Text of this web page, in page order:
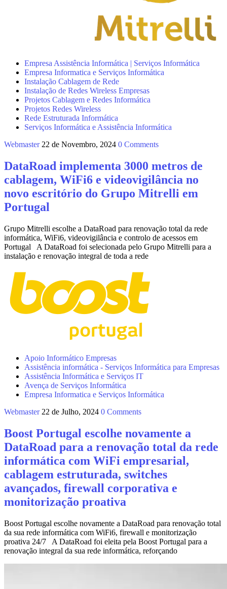
Empresa Assistência Informática | Serviços Informática
Empresa Informatica e Serviços Informática
Instalação Cablagem de Rede
Instalação de Redes Wireless Empresas
Projetos Cablagem e Redes Informática
Projetos Redes Wireless
Rede Estruturada Informática
Serviços Informática e Assistência Informática
Webmaster 22 de Novembro, 2024 0 Comments
DataRoad implementa 3000 metros de
cablagem, WiFi6 e videovigilância no
novo escritório do Grupo Mitrelli em
Portugal
Grupo Mitrelli escolhe a DataRoad para renovação total da rede
informática, WiFi6, videovigilância e controlo de acessos em
Portugal A DataRoad foi selecionada pelo Grupo Mitrelli para a
instalação e renovação integral de toda a rede
Apoio Informático Empresas
Assistência informática - Serviços Informática para Empresas
Assistência Informática e Serviços IT
Avença de Serviços Informática
Empresa Informatica e Serviços Informática
Webmaster 22 de Julho, 2024 0 Comments
Boost Portugal escolhe novamente a
DataRoad para a renovação total da rede
informática com WiFi empresarial,
cablagem estruturada, switches
avançados, firewall corporativa e
monitorização proativa
Boost Portugal escolhe novamente a DataRoad para renovação total
da sua rede informática com WiFi6, firewall e monitorização
proativa 24/7 A DataRoad foi eleita pela Boost Portugal para a
renovação integral da sua rede informática, reforçando